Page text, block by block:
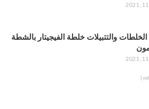
الخلطات والتتبيلات خلطة الفيجيتار بالشطة